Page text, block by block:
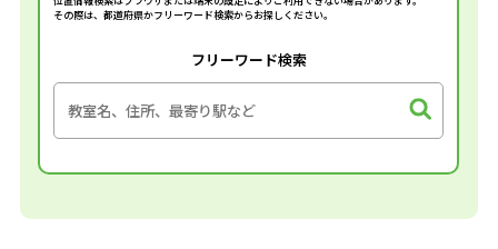
その際は、都道府県かフリーワード検索からお探しください。
フリーワード検索